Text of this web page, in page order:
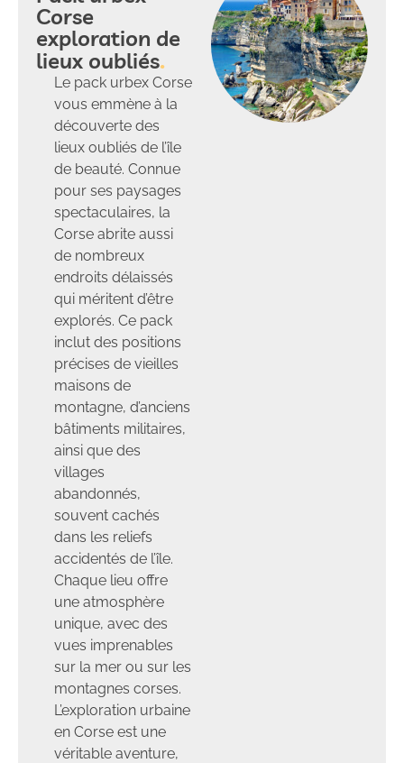
Corse
exploration de
lieux oubliés
Le pack urbex Corse
vous emmène à la
découverte des
lieux oubliés de l’île
de beauté. Connue
pour ses paysages
spectaculaires, la
Corse abrite aussi
de nombreux
endroits délaissés
qui méritent d’être
explorés. Ce pack
inclut des positions
précises de vieilles
maisons de
montagne, d’anciens
bâtiments militaires,
ainsi que des
villages
abandonnés,
souvent cachés
dans les reliefs
accidentés de l’île.
Chaque lieu offre
une atmosphère
unique, avec des
vues imprenables
sur la mer ou sur les
montagnes corses.
L’exploration urbaine
en Corse est une
véritable aventure,